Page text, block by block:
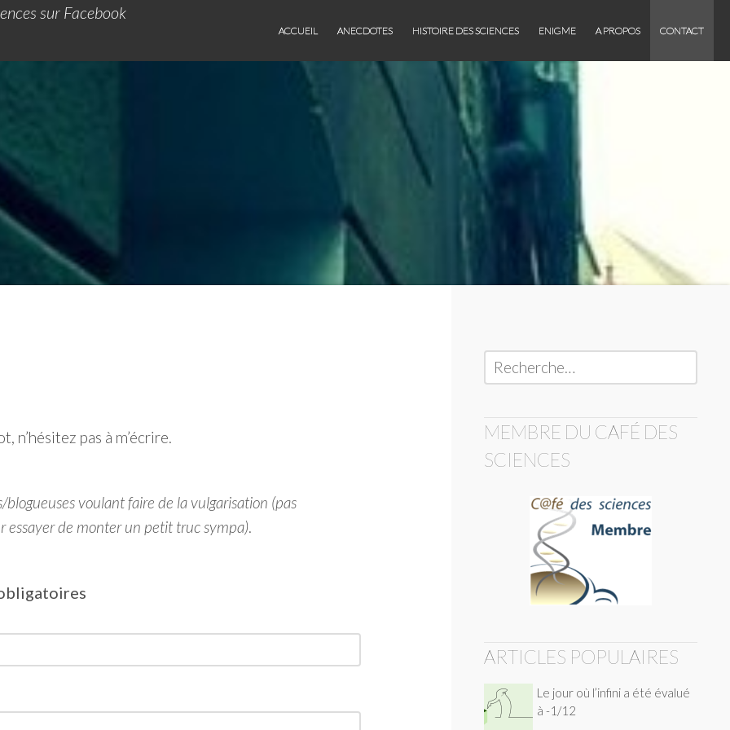
ACCUEIL ANECDOTES HISTOIRE DES SCIENCES ENIGME A PROPOS CONTACT
sur Facebook
pas à m’écrire.
blogueuses voulant faire de la vulgarisation (pas
essayer de monter un petit truc sympa).
Rechercher :
MEMBRE DU CAFÉ DES
SCIENCES
ARTICLES POPULAIRES
Le jour où l’infini a été évalué
à -1/12